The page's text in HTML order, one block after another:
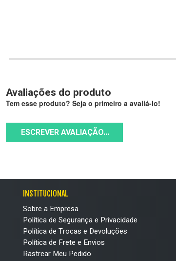
Avaliações do produto
Tem esse produto? Seja o primeiro a avaliá-lo!
ESCREVER AVALIAÇÃO...
INSTITUCIONAL
Sobre a Empresa
Política de Segurança e Privacidade
Política de Trocas e Devoluções
Política de Frete e Envios
Rastrear Meu Pedido